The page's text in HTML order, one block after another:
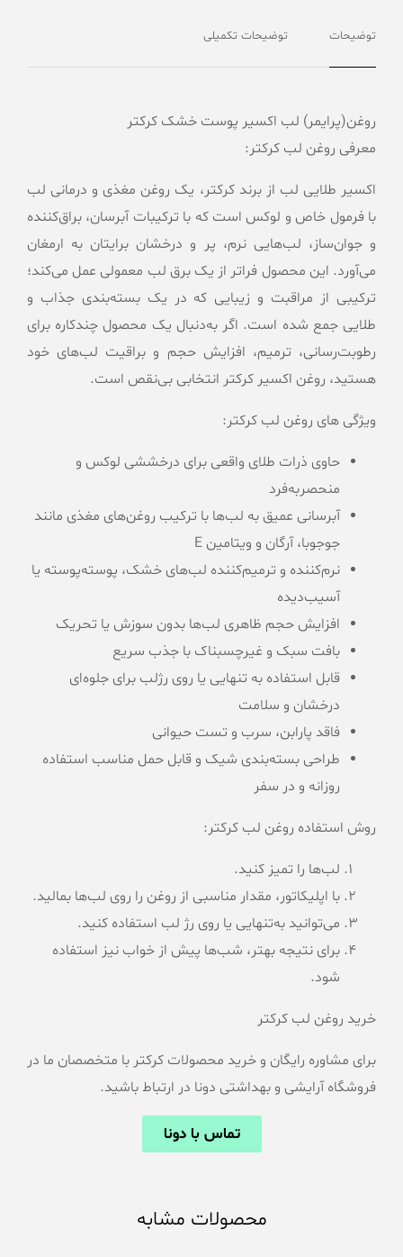
توضیحات توضیحات تکمیلی
روغن(پرایمر) لب اکسیر پوست خشک کرکتر
معرفی روغن لب کرکتر:
اكسير طلایی لب از برند کرکتر، یک روغن مغذی و درمانی لب
با فرمول خاص و لوکس است که با ترکیبات آبرسان، براق‌کننده
و جوان‌ساز، لب‌هایی نرم، پر و درخشان برایتان به ارمغان
می‌آورد. این محصول فراتر از یک برق لب معمولی عمل می‌کند؛
ترکیبی از مراقبت و زیبایی که در یک بسته‌بندی جذاب و
طلایی جمع شده است. اگر به‌دنبال یک محصول چندکاره برای
رطوبت‌رسانی، ترمیم، افزایش حجم و براقیت لب‌های خود
هستید، روغن اکسیر کرکتر انتخابی بی‌نقص است.
ویژگی های روغن لب کرکتر:
حاوی ذرات طلای واقعی برای درخششی لوکس و
منحصر‌به‌فرد
آبرسانی عمیق به لب‌ها با ترکیب روغن‌های مغذی مانند
جوجوبا، آرگان و ویتامین E
نرم‌کننده و ترمیم‌کننده لب‌های خشک، پوسته‌پوسته یا
آسیب‌دیده
افزایش حجم ظاهری لب‌ها بدون سوزش یا تحریک
بافت سبک و غیرچسبناک با جذب سریع
قابل استفاده به تنهایی یا روی رژلب برای جلوه‌ای
درخشان و سلامت
فاقد پارابن، سرب و تست حیوانی
طراحی بسته‌بندی شیک و قابل حمل مناسب استفاده
روزانه و در سفر
روش استفاده روغن لب کرکتر:
لب‌ها را تمیز کنید.
با اپلیکاتور، مقدار مناسبی از روغن را روی لب‌ها بمالید.
می‌توانید به‌تنهایی یا روی رژ لب استفاده کنید.
برای نتیجه بهتر، شب‌ها پیش از خواب نیز استفاده
شود.
خرید روغن لب کرکتر
برای مشاوره رایگان و خرید محصولات کرکتر با متخصصان ما در
فروشگاه آرایشی و بهداشتی دونا در ارتباط باشید.
تماس با دونا
محصولات مشابه